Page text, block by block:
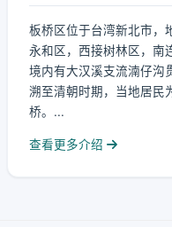
板桥区位于台湾新北市，
永和区，西接树林区，南
境内有大汉溪支流湳仔沟
溯至清朝时期，当地居民
桥。...
查看更多介绍